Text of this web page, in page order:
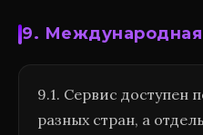
9.
9.1. Сервис доступен
разных стран, а